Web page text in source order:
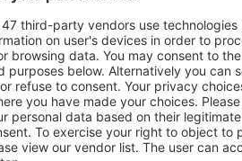
NH Torino Centro
221€
Torino, 17 august 2026, 2 nopți